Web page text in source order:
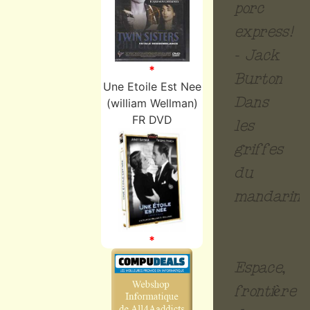
*
Une Etoile Est Nee
(william Wellman)
FR DVD
*
porc
express!
- Jack
Burton
Dans
les
griffes
du
mandarin
Espace,
frontière